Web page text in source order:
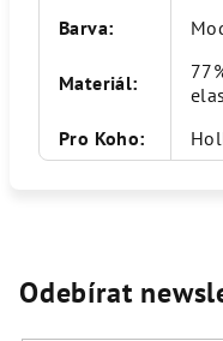
Barva:
Materiál:
Pro Koho:
Odebírat